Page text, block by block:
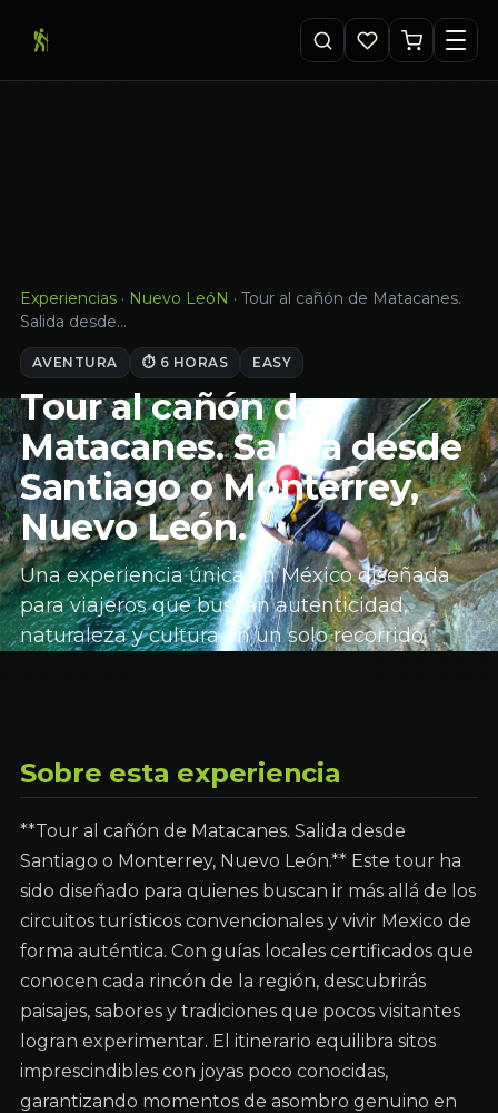
Experiencias · Nuevo LeóN · Tour al cañón de Matacanes.
Salida desde…
AVENTURA ⏱ 6 HORAS EASY
Tour al cañón de
Matacanes. Salida desde
Santiago o Monterrey,
Nuevo León.
Una experiencia única en México diseñada
para viajeros que buscan autenticidad,
naturaleza y cultura en un solo recorrido.
Sobre esta experiencia
**Tour al cañón de Matacanes. Salida desde
Santiago o Monterrey, Nuevo León.** Este tour ha
sido diseñado para quienes buscan ir más allá de los
circuitos turísticos convencionales y vivir Mexico de
forma auténtica. Con guías locales certificados que
conocen cada rincón de la región, descubrirás
paisajes, sabores y tradiciones que pocos visitantes
logran experimentar. El itinerario equilibra sitos
imprescindibles con joyas poco conocidas,
garantizando momentos de asombro genuino en